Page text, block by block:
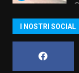
I NOSTRI SOCIAL